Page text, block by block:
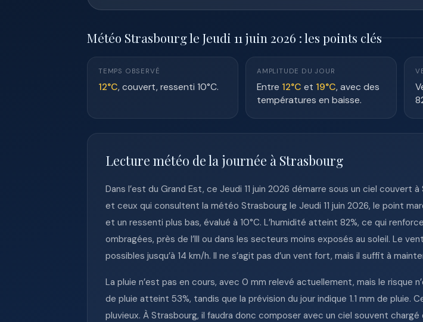
Météo Strasbourg le Jeudi 11 juin 2026 : les points clés
TEMPS OBSERVÉ
12°C, couvert, ressenti 10°C.
AMPLITUDE DU JOUR
Entre 12°C et 19°C, avec des
températures en baisse.
Lecture météo de la journée à Strasbourg
Dans l’est du Grand Est, ce Jeudi 11 juin 2026 démarre sous un ciel couvert
et ceux qui consultent la météo Strasbourg le Jeudi 11 juin 2026, le point
et un ressenti plus bas, évalué à 10°C. L’humidité atteint 82%, ce qui
ombragées, près de l’Ill ou dans les secteurs moins exposés au soleil. Le
possibles jusqu’à 14 km/h. Il ne s’agit pas d’un vent fort, mais il suffit à
La pluie n’est pas en cours, avec 0 mm relevé actuellement, mais le risque
de pluie atteint 53%, tandis que la prévision du jour indique 1.1 mm de
pluvieux. À Strasbourg, il faudra donc composer avec un ciel souvent